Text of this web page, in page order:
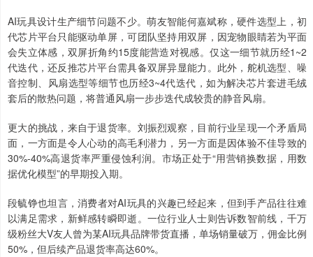
AI玩具设计生产细节问题不少。萌友智能何嘉斌称，硬件选型上，初
代芯片平台只能驱动单屏，可团队坚持用双屏，因宠物眼睛若为平面
会失立体感，双屏折角约15度能营造对视感。仅这一细节就历经1~2
代迭代，还反推芯片平台需具备双屏异显能力。此外，舵机选型、噪
音控制、风扇选型等细节也历经3~4代迭代，如为解决芯片套进毛绒
套后的散热问题，将普通风扇一步步迭代成较贵的静音风扇。
更大的挑战，来自于退货率。刘振烈观察，目前行业呈现一个矛盾局
面，一方面是令人心动的高毛利潜力，另一方面是因体验不佳导致的
30%-40%高退货率严重侵蚀利润。市场正处于“用营销换数据，用数
据优化模型”的早期投入期。
段毓铮也坦言，消费者对AI玩具的兴趣已经起来，但到手产品往往难
以满足需求，新鲜感转瞬即逝。一位行业人士则告诉数智前线，千万
级粉丝大V友人曾为某AI玩具品牌带货直播，单场销量破万，佣金比例
50%，但后续产品退货率高达60%。